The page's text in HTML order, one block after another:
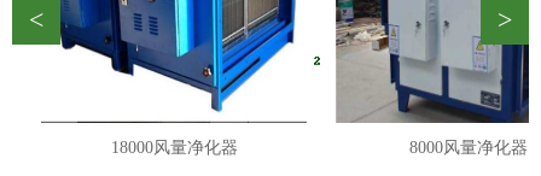
8000风量净化器 5000风量净化器
< >